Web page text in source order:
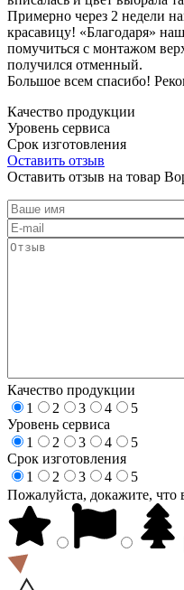
Примерно через 2 недели
красавицу! «Благодаря»
помучиться с монтажом
получился отменный.
Большое всем спасибо!
Качество продукции
Уровень сервиса
Срок изготовления
Оставить отзыв
Оставить отзыв на товар
Качество продукции
1
2 3 4
5
Уровень сервиса
1
2 3 4
5
Срок изготовления
1
2 3 4
5
Пожалуйста, докажите, что